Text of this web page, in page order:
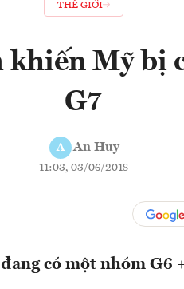
THẾ GIỚI
khiến Mỹ bị
G7
A An Huy
11:03, 03/06/2018
có một nhóm G6